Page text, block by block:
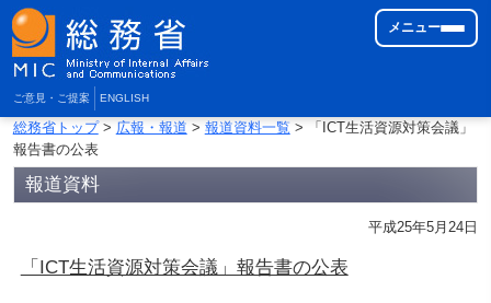
ご意見・ご提案 ENGLISH
メニュー
総務省トップ> 広報・報道 > 報道資料一覧> 「ICT生活資源対策会議」
報告書の公表
報道資料
平成25年5月24日
「ICT生活資源対策会議」報告書の公表